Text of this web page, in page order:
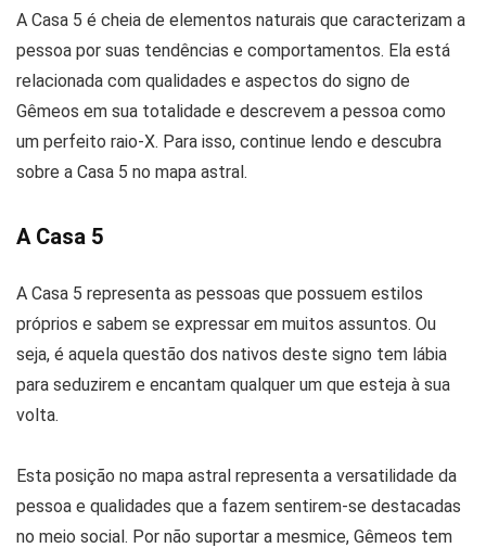
A Casa 5 é cheia de elementos naturais que caracterizam a
pessoa por suas tendências e comportamentos. Ela está
relacionada com qualidades e aspectos do signo de
Gêmeos em sua totalidade e descrevem a pessoa como
um perfeito raio-X. Para isso, continue lendo e descubra
sobre a Casa 5 no mapa astral.
A Casa 5
A Casa 5 representa as pessoas que possuem estilos
próprios e sabem se expressar em muitos assuntos. Ou
seja, é aquela questão dos nativos deste signo tem lábia
para seduzirem e encantam qualquer um que esteja à sua
volta.
Esta posição no mapa astral representa a versatilidade da
pessoa e qualidades que a fazem sentirem-se destacadas
no meio social. Por não suportar a mesmice, Gêmeos tem